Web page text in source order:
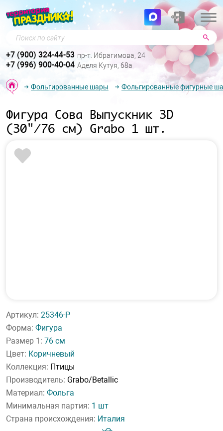
Поиск по сайту
+7 (900) 324-44-53 пр-т. Ибрагимова, 24
+7 (996) 900-40-04 Аделя Кутуя, 68а
Фольгированные шары Фольгированные фигурные
Фигура Сова Выпускник 3D
(30"/76 см) Grabo 1 шт.
Артикул: 25346-P
Форма: Фигура
Размер 1: 76 см
Цвет: Коричневый
Коллекция: Птицы
Производитель: Grabo/Betallic
Материал: Фольга
Минимальная партия: 1 шт
Страна происхождения: Италия